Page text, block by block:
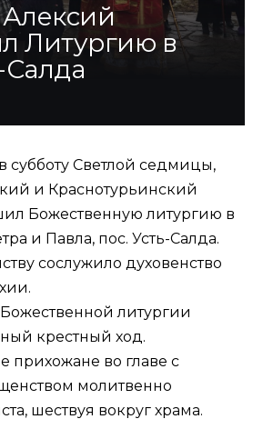
Литургию в
Салда
субботу Светлой седмицы,
и Краснотурьинский
Божественную литургию в
и Павла, пос. Усть-Салда.
сослужило духовенство
литургии
крестный ход.
прихожане во главе с
молитвенно
шествуя вокруг храма.